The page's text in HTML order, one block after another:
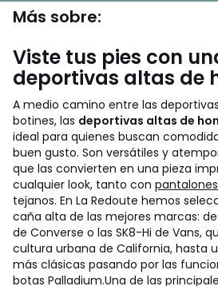
Más sobre:
Viste tus pies con
deportivas altas de
A medio camino entre las
botines, las deportivas altas de
ideal para quienes buscan
buen gusto. Son versátiles y
que las convierten en una pieza
cualquier look, tanto con
tejanos. En La Redoute hemos
caña alta de las mejores marcas:
de Converse o las SK8-Hi de Vans,
cultura urbana de California, hasta
más clásicas pasando por las
botas Palladium.Una de las